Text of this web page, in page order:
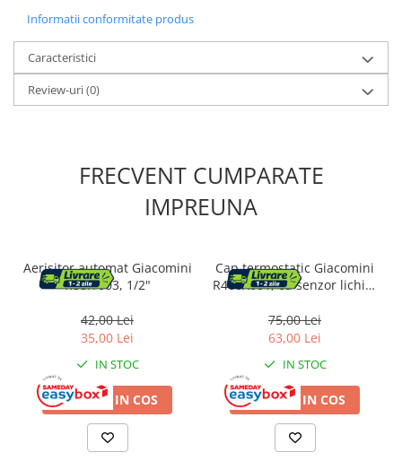
Informatii conformitate produs
Caracteristici
Review-uri(0)
FRECVENT CUMPARATE
IMPREUNA
Aerisitor automat Giacomini
R88IY003, 1/2"
42,00 Lei
35,00 Lei
IN STOC
ADAUGA IN COS
Cap termostatic Giacomini
R460X001, cu senzor lichid,
Clip-Clap, reglaj 8–30°C,
pentru robineti termostatati
75,00 Lei
63,00 Lei
IN STOC
ADAUGA IN COS